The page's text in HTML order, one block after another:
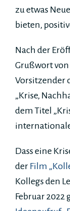
zu etwas
bieten,
Nach der
Grußwort
Vorsitzender
„Krise,
dem Titel
Dass eine
der Film
Kollegs den
Februar 2022